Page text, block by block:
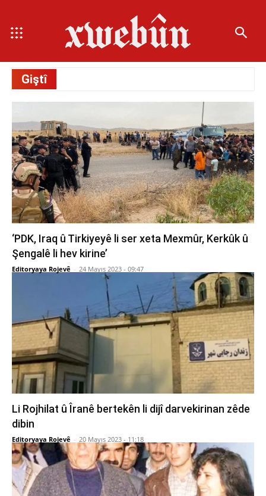
Giştî
‘PDK, Iraq û Tirkiyeyê li ser xeta Mexmûr, Kerkûk û
Şengalê li hev kirine’
Editoryaya Rojevê - 24 Mayıs 2023 - 09:47
Li Rojhilat û Îranê bertekên li dijî darvekirinan zêde
dibin
Editoryaya Rojevê - 20 Mayıs 2023 - 11:18